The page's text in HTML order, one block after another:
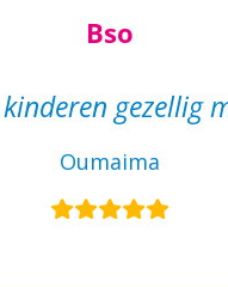
Bso
gezellig
Oumaima